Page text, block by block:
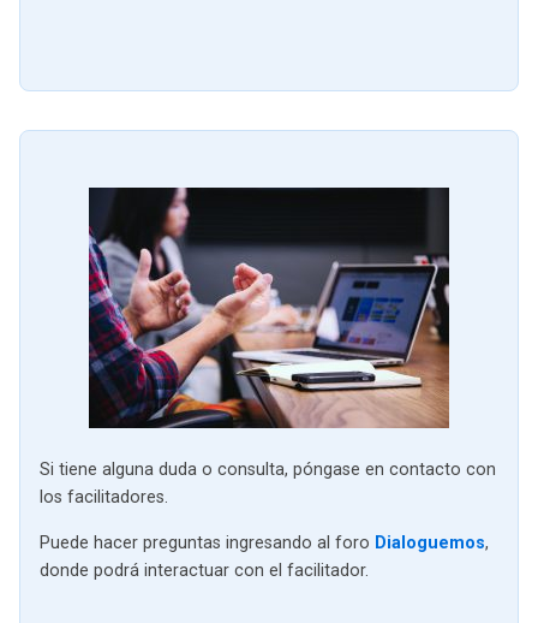
Si tiene alguna duda o consulta, póngase en contacto con
los facilitadores.
Puede hacer preguntas ingresando al foro Dialoguemos,
donde podrá interactuar con el facilitador.